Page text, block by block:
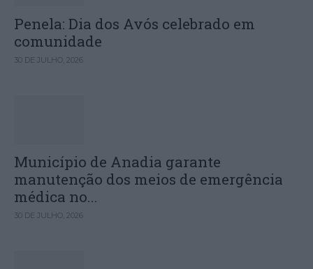
Penela: Dia dos Avós celebrado em
comunidade
30 DE JULHO, 2026
Município de Anadia garante
manutenção dos meios de emergência
médica no...
30 DE JULHO, 2026